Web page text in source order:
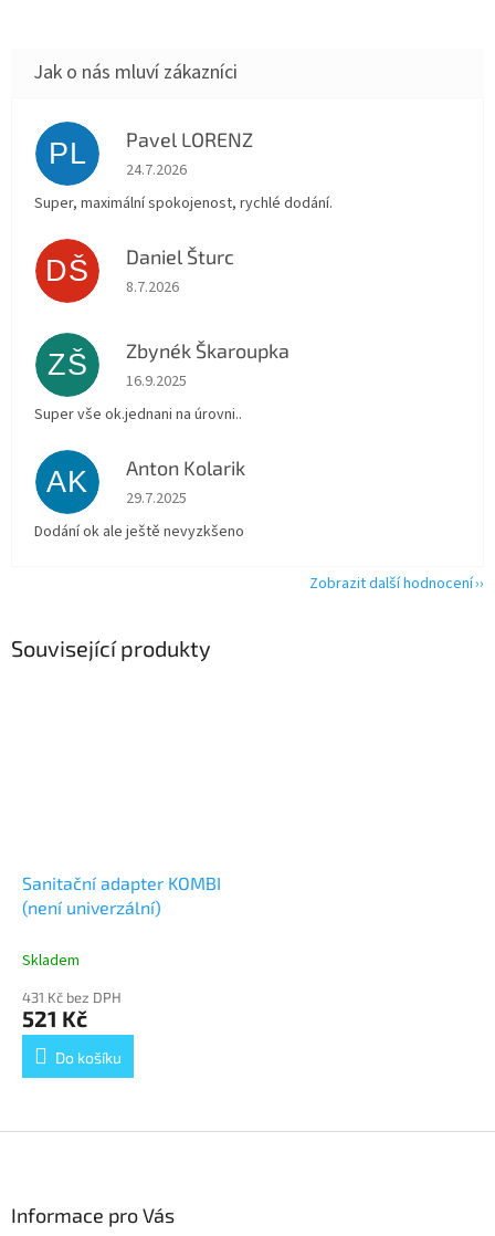
Související produkty
Sanitační adapter KOMBI
(není univerzální)
Skladem
431 Kč bez DPH
521 Kč
Do košíku
PL Pavel LORENZ
Hodnocení obchodu je 5 z 5 hvězdiček.
24.7.2026
Super, maximální spokojenost, rychlé dodání.
DŠ Daniel Šturc
Hodnocení obchodu je 5 z 5 hvězdiček.
8.7.2026
ZŠ Zbynék Škaroupka
Hodnocení obchodu je 5 z 5 hvězdiček.
16.9.2025
Super vše ok.jednani na úrovni..
AK Anton Kolarik
Hodnocení obchodu je 5 z 5 hvězdiček.
29.7.2025
Dodání ok ale ještě nevyzkšeno
Zobrazit další hodnocení
Informace pro Vás